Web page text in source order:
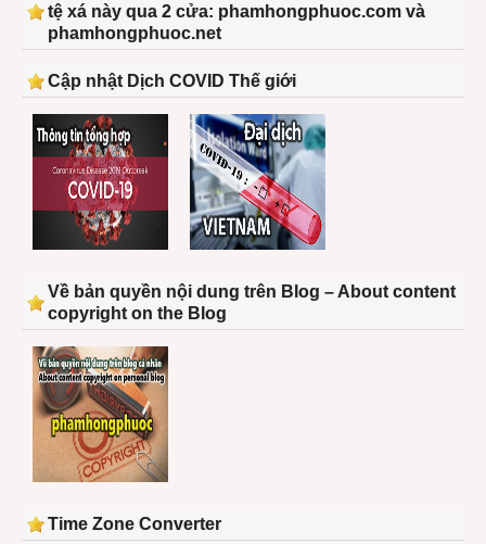
tệ xá này qua 2 cửa: phamhongphuoc.com và
phamhongphuoc.net
Cập nhật Dịch COVID Thế giới
Về bản quyền nội dung trên Blog – About content
copyright on the Blog
Time Zone Converter